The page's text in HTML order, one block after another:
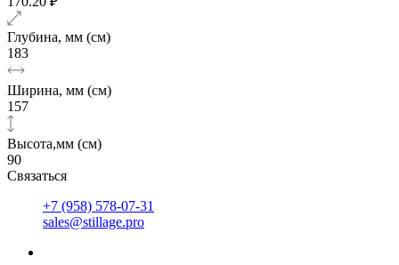
Глубина, мм (см)
183
Ширина, мм (см)
157
Высота,мм (см)
90
Связаться
+7 (958) 578-07-31
sales@stillage.pro